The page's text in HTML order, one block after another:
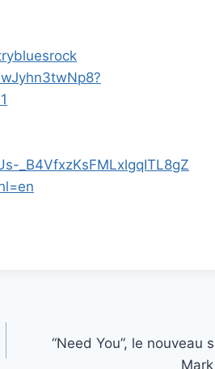
_B4VfxzKsFMLxlgqITL8gZ
“Need You”, le nouveau